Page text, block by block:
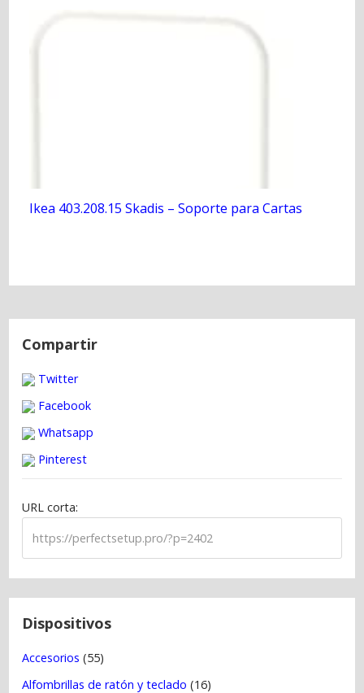
Ikea 403.208.15 Skadis – Soporte para Cartas
N
e
n
Compartir
Twitter
Facebook
Whatsapp
Pinterest
URL corta:
Dispositivos
Accesorios (55)
Alfombrillas de ratón y teclado (16)